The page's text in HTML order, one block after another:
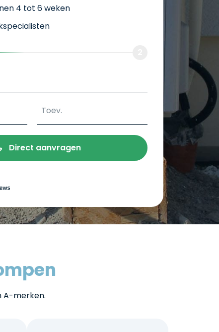
4 tot 6 weken
Direct aanvragen
A-merken.